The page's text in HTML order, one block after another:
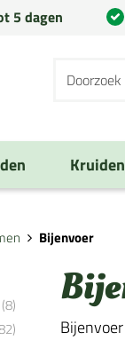
5 dagen
Bijenvoer
(8)